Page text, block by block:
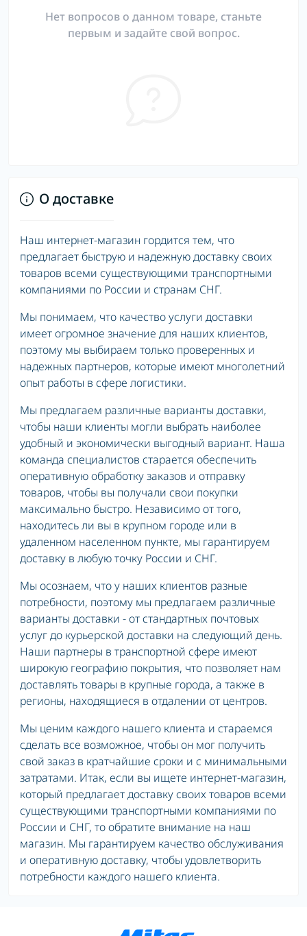
Нет вопросов о данном товаре, станьте
первым и задайте свой вопрос.
О доставке
Наш интернет-магазин гордится тем, что
предлагает быструю и надежную доставку своих
товаров всеми существующими транспортными
компаниями по России и странам СНГ.
Мы понимаем, что качество услуги доставки
имеет огромное значение для наших клиентов,
поэтому мы выбираем только проверенных и
надежных партнеров, которые имеют многолетний
опыт работы в сфере логистики.
Мы предлагаем различные варианты доставки,
чтобы наши клиенты могли выбрать наиболее
удобный и экономически выгодный вариант. Наша
команда специалистов старается обеспечить
оперативную обработку заказов и отправку
товаров, чтобы вы получали свои покупки
максимально быстро. Независимо от того,
находитесь ли вы в крупном городе или в
удаленном населенном пункте, мы гарантируем
доставку в любую точку России и СНГ.
Мы осознаем, что у наших клиентов разные
потребности, поэтому мы предлагаем различные
варианты доставки - от стандартных почтовых
услуг до курьерской доставки на следующий день.
Наши партнеры в транспортной сфере имеют
широкую географию покрытия, что позволяет нам
доставлять товары в крупные города, а также в
регионы, находящиеся в отдалении от центров.
Мы ценим каждого нашего клиента и стараемся
сделать все возможное, чтобы он мог получить
свой заказ в кратчайшие сроки и с минимальными
затратами. Итак, если вы ищете интернет-магазин,
который предлагает доставку своих товаров всеми
существующими транспортными компаниями по
России и СНГ, то обратите внимание на наш
магазин. Мы гарантируем качество обслуживания
и оперативную доставку, чтобы удовлетворить
потребности каждого нашего клиента.